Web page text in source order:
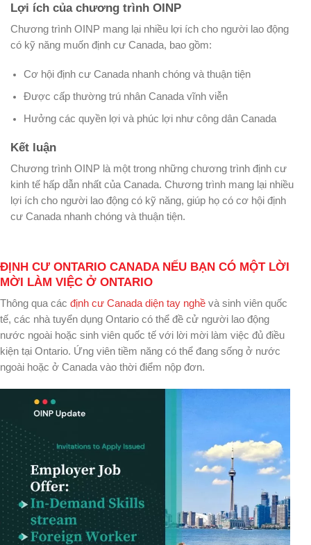
Lợi ích của chương trình OINP
Chương trình OINP mang lại nhiều lợi ích cho người lao động
có kỹ năng muốn định cư Canada, bao gồm:
Cơ hội định cư Canada nhanh chóng và thuận tiện
Được cấp thường trú nhân Canada vĩnh viễn
Hưởng các quyền lợi và phúc lợi như công dân Canada
Kết luận
Chương trình OINP là một trong những chương trình định cư
kinh tế hấp dẫn nhất của Canada. Chương trình mang lại nhiều
lợi ích cho người lao động có kỹ năng, giúp họ có cơ hội định
cư Canada nhanh chóng và thuận tiện.
ĐỊNH CƯ ONTARIO CANADA NẾU BẠN CÓ MỘT LỜI
MỜI LÀM VIỆC Ở ONTARIO
Thông qua các định cư Canada diện tay nghề và sinh viên quốc
tế, các nhà tuyển dụng Ontario có thể đề cử người lao động
nước ngoài hoặc sinh viên quốc tế với lời mời làm việc đủ điều
kiện tại Ontario. Ứng viên tiềm năng có thể đang sống ở nước
ngoài hoặc ở Canada vào thời điểm nộp đơn.